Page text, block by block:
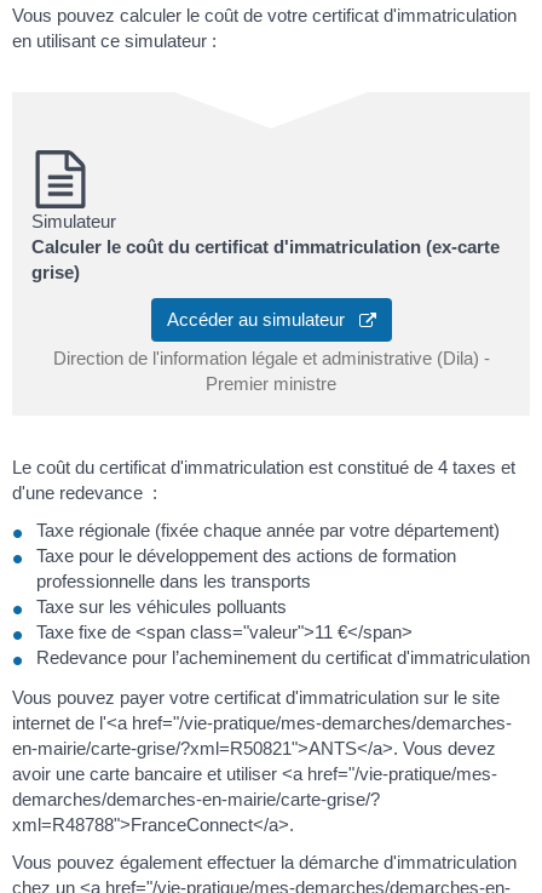
Vous pouvez calculer le coût de votre certificat d'immatriculation
en utilisant ce simulateur :
Simulateur
Calculer le coût du certificat d'immatriculation (ex-carte
grise)
Accéder au simulateur
Direction de l'information légale et administrative (Dila) -
Premier ministre
Le coût du certificat d'immatriculation est constitué de 4 taxes et
d'une redevance :
Taxe régionale (fixée chaque année par votre département)
Taxe pour le développement des actions de formation
professionnelle dans les transports
Taxe sur les véhicules polluants
Taxe fixe de <span class="valeur">11 €</span>
Redevance pour l’acheminement du certificat d'immatriculation
Vous pouvez payer votre certificat d'immatriculation sur le site
internet de l'<a href="/vie-pratique/mes-demarches/demarches-
en-mairie/carte-grise/?xml=R50821">ANTS</a>. Vous devez
avoir une carte bancaire et utiliser <a href="/vie-pratique/mes-
demarches/demarches-en-mairie/carte-grise/?
xml=R48788">FranceConnect</a>.
Vous pouvez également effectuer la démarche d'immatriculation
chez un <a href="/vie-pratique/mes-demarches/demarches-en-